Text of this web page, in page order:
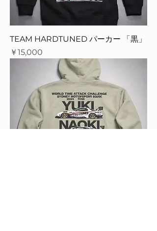
TEAM HARDTUNED パーカー 「黒」
価格
￥15,000